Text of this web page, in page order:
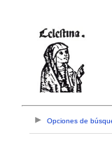
Opciones de